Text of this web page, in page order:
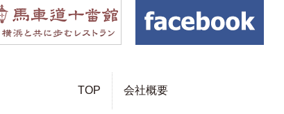
TOP 会社概要